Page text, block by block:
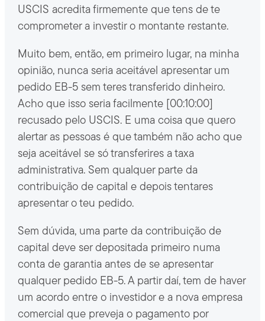
USCIS acredita firmemente que tens de te
comprometer a investir o montante restante.
Muito bem, então, em primeiro lugar, na minha
opinião, nunca seria aceitável apresentar um
pedido EB-5 sem teres transferido dinheiro.
Acho que isso seria facilmente [00:10:00]
recusado pelo USCIS. E uma coisa que quero
alertar as pessoas é que também não acho que
seja aceitável se só transferires a taxa
administrativa. Sem qualquer parte da
contribuição de capital e depois tentares
apresentar o teu pedido.
Sem dúvida, uma parte da contribuição de
capital deve ser depositada primeiro numa
conta de garantia antes de se apresentar
qualquer pedido EB-5. A partir daí, tem de haver
um acordo entre o investidor e a nova empresa
comercial que preveja o pagamento por